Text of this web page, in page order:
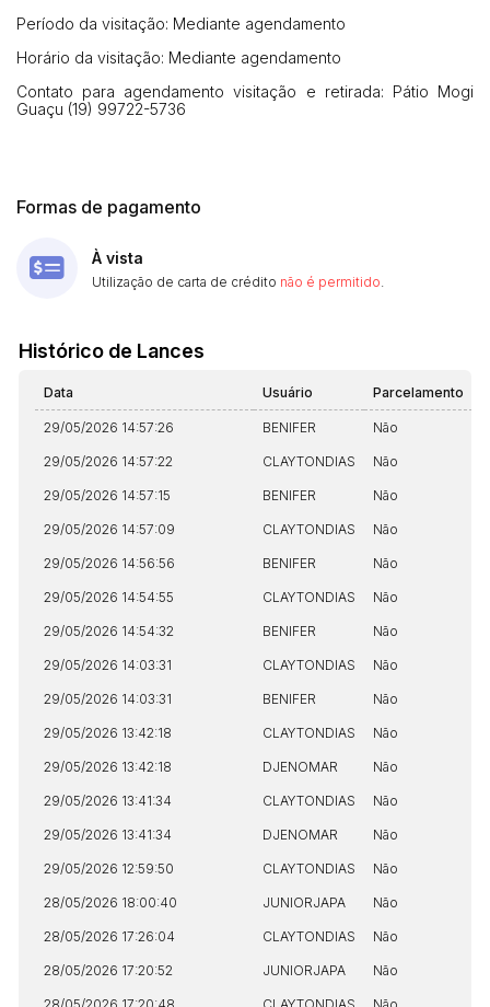
Período da visitação: Mediante agendamento
Horário da visitação: Mediante agendamento
Contato para agendamento visitação e retirada: Pátio Mogi
Guaçu (19) 99722-5736
Formas de pagamento
À vista
Utilização de carta de crédito não é permitido
Histórico de Lances
Data Usuário Parcelamento
29/05/2026 14:57:26 BENIFER Não
29/05/2026 14:57:22 CLAYTONDIAS Não
29/05/2026 14:57:15 BENIFER Não
29/05/2026 14:57:09 CLAYTONDIAS Não
29/05/2026 14:56:56 BENIFER Não
29/05/2026 14:54:55 CLAYTONDIAS Não
29/05/2026 14:54:32 BENIFER Não
29/05/2026 14:03:31 CLAYTONDIAS Não
29/05/2026 14:03:31 BENIFER Não
29/05/2026 13:42:18 CLAYTONDIAS Não
29/05/2026 13:42:18 DJENOMAR Não
29/05/2026 13:41:34 CLAYTONDIAS Não
29/05/2026 13:41:34 DJENOMAR Não
29/05/2026 12:59:50 CLAYTONDIAS Não
28/05/2026 18:00:40 JUNIORJAPA Não
28/05/2026 17:26:04 CLAYTONDIAS Não
28/05/2026 17:20:52 JUNIORJAPA Não
(Art. 895, CPC)
TIAGOFELIPE R$ 1,00
14/04/2025 18:43:11 TIAGOFELIPE R$ 1,00
14/04/2025 18:43:11 TIAGOFELIPE R$ 1,00
Clique aqui para fazer login